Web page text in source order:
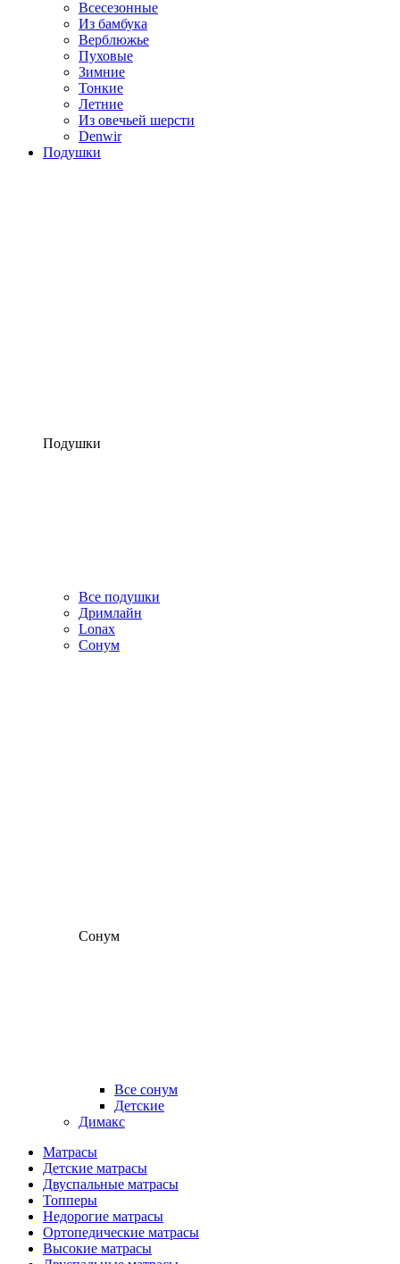
Всесезонные
Из бамбука
Верблюжье
Пуховые
Зимние
Тонкие
Летние
Из овечьей шерсти
Denwir
Подушки
Подушки
Все подушки
Дримлайн
Lonax
Сонум
Сонум
Все сонум
Детские
Димакс
Матрасы
Детские матрасы
Двуспальные матрасы
Топперы
Недорогие матрасы
Ортопедические матрасы
Высокие матрасы